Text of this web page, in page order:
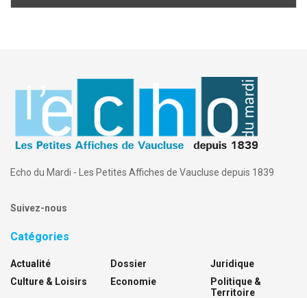
Echo du Mardi - Les Petites Affiches de Vaucluse depuis 1839
Suivez-nous
Catégories
Actualité
Culture & Loisirs
Dossier
Economie
Juridique
Politique &
Territoire